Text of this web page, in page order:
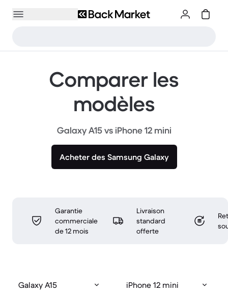
Comparer les
modèles
Galaxy A15 vs iPhone 12 mini
Acheter des Samsung Galaxy
Garantie
commerciale
de 12 mois
Livraison
standard
offerte
Galaxy A15 iPhone 12 mini